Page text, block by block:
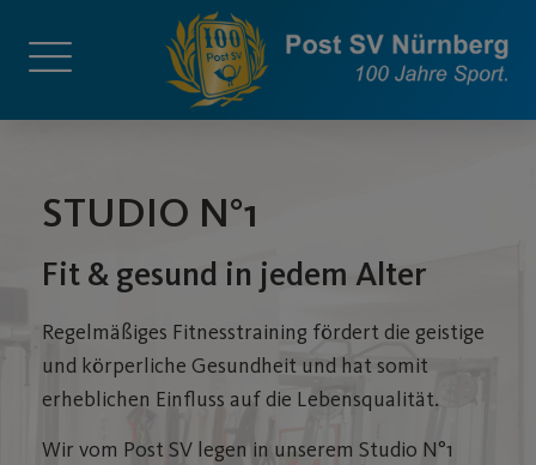
STUDIO N°1
Fit & gesund in jedem Alter
Regelmäßiges Fitnesstraining fördert die geistige
und körperliche Gesundheit und hat somit
erheblichen Einfluss auf die Lebensqualität.
Wir vom Post SV legen in unserem Studio N°1